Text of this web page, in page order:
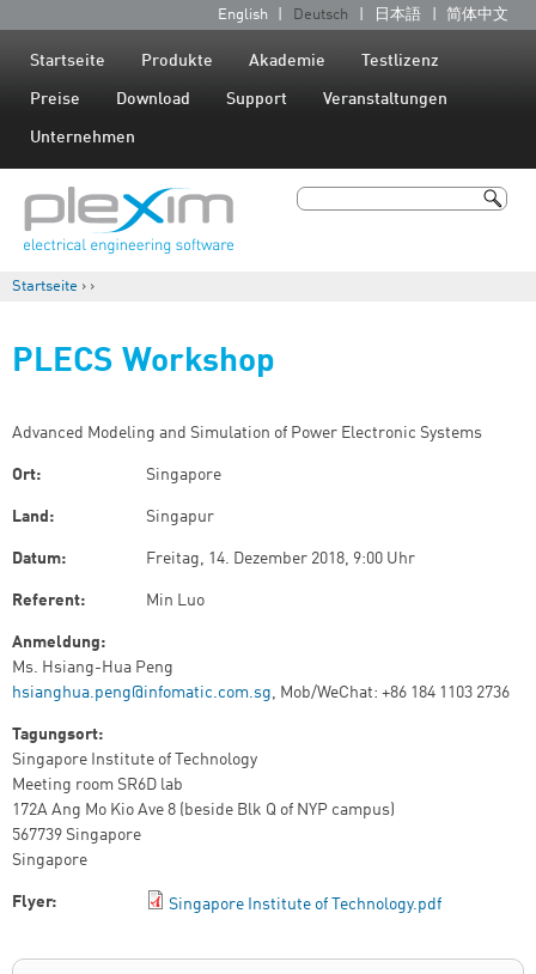
Jump to navigation
S
e
n
English Deutsch 日本語 简体中文
Startseite Produkte Akademie Testlizenz
Preise Download Support Veranstaltungen
Unternehmen
Suche
Startseite › ›
PLECS Workshop
Advanced Modeling and Simulation of Power Electronic Systems
Ort: Singapore
Land: Singapur
Datum: Freitag, 14. Dezember 2018, 9:00 Uhr
Referent: Min Luo
Anmeldung:
Ms. Hsiang-Hua Peng
hsianghua.peng@infomatic.com.sg, Mob/WeChat: +86 184 1103 2736
Tagungsort:
Singapore Institute of Technology
Meeting room SR6D lab
172A Ang Mo Kio Ave 8 (beside Blk Q of NYP campus)
567739 Singapore
Singapore
Flyer: Singapore Institute of Technology.pdf